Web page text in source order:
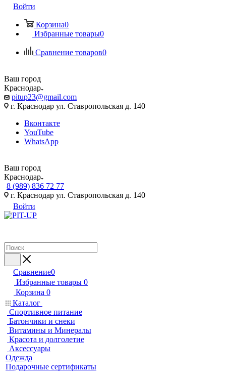
Войти
Корзина0
Избранные товары0
Сравнение товаров0
Ваш город
Краснодар
pitup23@gmail.com
г. Краснодар ул. Ставропольская д. 140
Вконтакте
YouTube
WhatsApp
Ваш город
Краснодар
8 (989) 836 72 77
г. Краснодар ул. Ставропольская д. 140
Войти
Сравнение0
Избранные товары 0
Корзина 0
Каталог
Спортивное питание
Батончики и снеки
Витамины и Минералы
Красота и долголетие
Аксессуары
Одежда
Подарочные сертификаты